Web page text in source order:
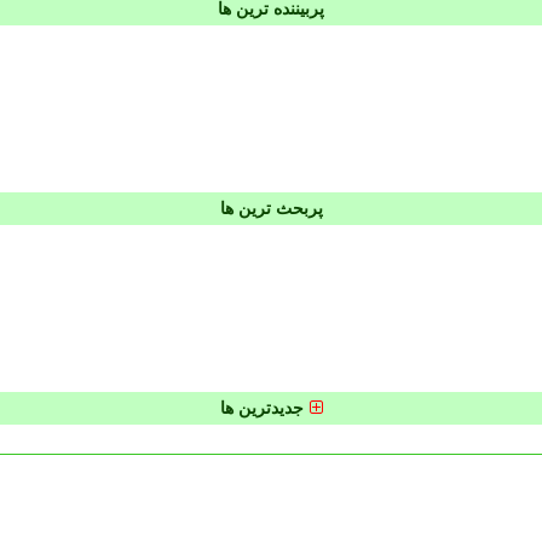
پربیننده ترین ها
پربحث ترین ها
جدیدترین ها